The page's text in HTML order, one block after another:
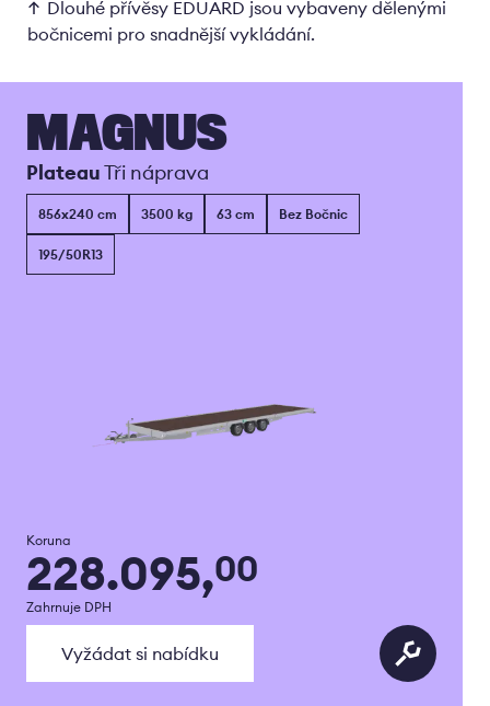
Dlouhé přívěsy EDUARD jsou vybaveny dělenými
bočnicemi pro snadnější vykládání.
MAGNUS
PlateauTři náprava
856x240 cm 3500 kg 63 cm Bez Bočnic
195/50R13
Koruna
228.095,00
Zahrnuje DPH
Vyžádat si nabídku